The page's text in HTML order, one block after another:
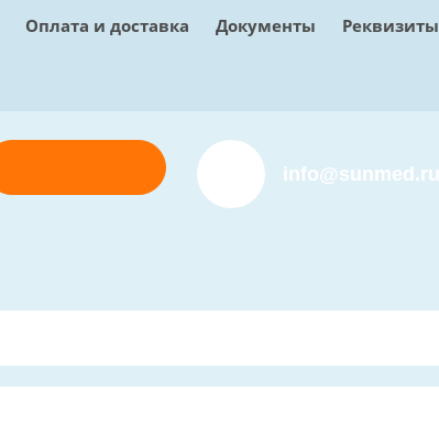
Оплата и доставка Документы Реквизиты
info@sunmed.ru